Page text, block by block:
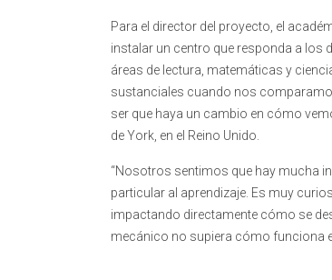
Para el director del proyecto, el
instalar un centro que responda a los
áreas de lectura, matemáticas y
sustanciales cuando nos
ser que haya un cambio en cómo
de York, en el Reino Unido.
“Nosotros sentimos que hay mucha
particular al aprendizaje. Es muy
impactando directamente cómo se
mecánico no supiera cómo funciona